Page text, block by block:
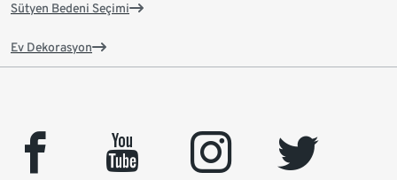
Sütyen Bedeni Seçimi
Ev Dekorasyon
facebook youtube instagram
twitter